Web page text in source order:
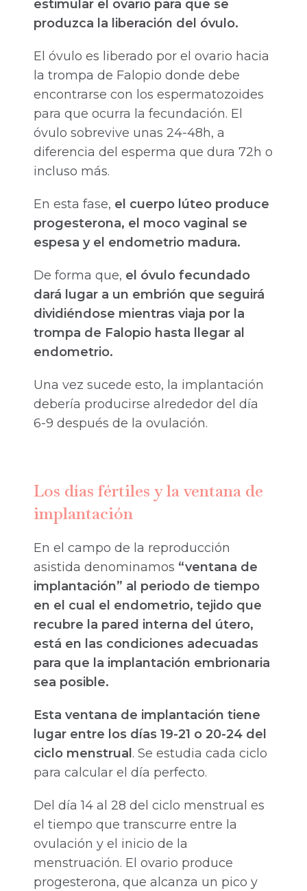
estimular el ovario para que se
produzca la liberación del óvulo.
El óvulo es liberado por el ovario hacia
la trompa de Falopio donde debe
encontrarse con los espermatozoides
para que ocurra la fecundación. El
óvulo sobrevive unas 24-48h, a
diferencia del esperma que dura 72h o
incluso más.
En esta fase, el cuerpo lúteo produce
progesterona, el moco vaginal se
espesa y el endometrio madura.
De forma que, el óvulo fecundado
dará lugar a un embrión que seguirá
dividiéndose mientras viaja por la
trompa de Falopio hasta llegar al
endometrio.
Una vez sucede esto, la implantación
debería producirse alrededor del día
6-9 después de la ovulación.
Los días fértiles y la ventana de
implantación
En el campo de la reproducción
asistida denominamos “ventana de
implantación” al periodo de tiempo
en el cual el endometrio, tejido que
recubre la pared interna del útero,
está en las condiciones adecuadas
para que la implantación embrionaria
sea posible.
Esta ventana de implantación tiene
lugar entre los días 19-21 o 20-24 del
ciclo menstrual. Se estudia cada ciclo
para calcular el día perfecto.
Del día 14 al 28 del ciclo menstrual es
el tiempo que transcurre entre la
ovulación y el inicio de la
menstruación. El ovario produce
progesterona, que alcanza un pico y